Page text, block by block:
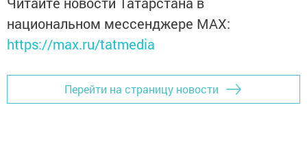
национальном мессенджере MАХ:
https://max.ru/tatmedia
Перейти на страницу новости